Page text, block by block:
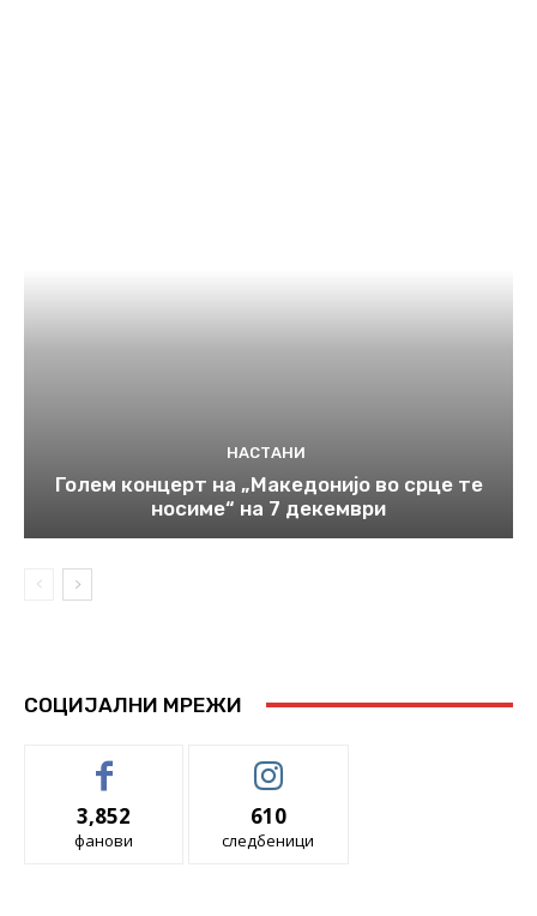
НАСТАНИ
Голем концерт на „Македонијо во срце те
носиме“ на 7 декември
СОЦИЈАЛНИ МРЕЖИ
3,852
фанови
610
следбеници